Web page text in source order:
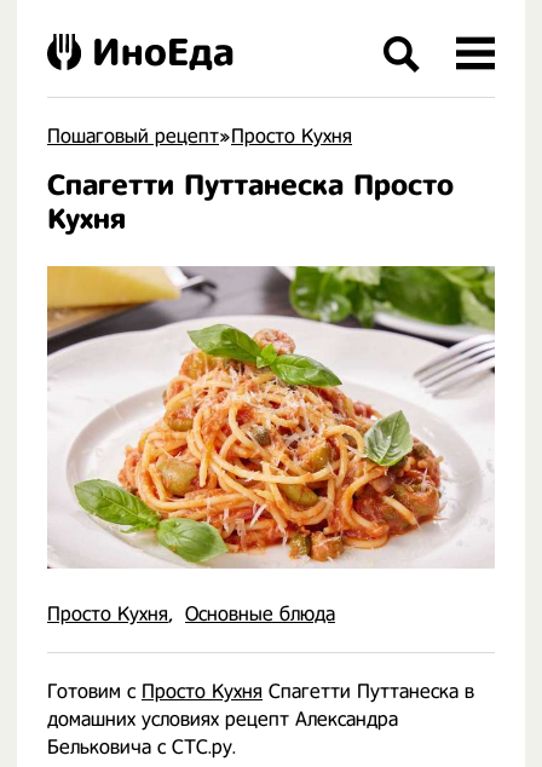
Пошаговый рецепт»Просто Кухня
Спагетти Путтанеска Просто
Кухня
Просто Кухня Основные блюда
Готовим с Просто Кухня Спагетти Путтанеска в
домашних условиях рецепт Александра
Бельковича с СТС.ру.
ИноЕда